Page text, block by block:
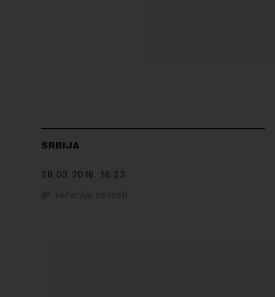
SRBIJA
28.03.2016. 16:23
Večernje novosti